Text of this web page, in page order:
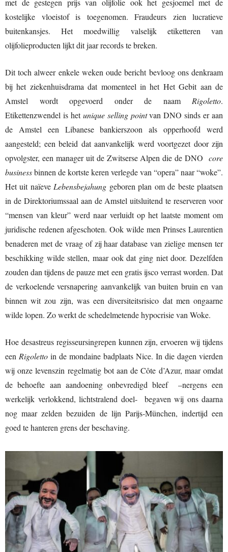
kostelijke vloeistof is toegenomen. Fraudeurs zien lucratieve
buitenkansjes. Het moedwillig valselijk etiketteren van
olijfolieproducten lijkt dit jaar records te breken.
Dit toch alweer enkele weken oude bericht bevloog ons denkraam
bij het ziekenhuisdrama dat momenteel in het Het Gebit aan de
Amstel wordt opgevoerd onder de naam Rigoletto.
Etikettenzwendel is hetunique selling pointvan DNO sinds er aan
de Amstel een Libanese bankierszoon als opperhoofd werd
aangesteld; een beleid dat aanvankelijk werd voortgezet door zijn
opvolgster, een manager uit de Zwitserse Alpen die de DNO core
businessbinnen de kortste keren verlegde van “opera” naar “woke”.
Het uit naïeve Lebensbejahung geboren plan om de beste plaatsen
in de Direktoriumssaal aan de Amstel uitsluitend te reserveren voor
“mensen van kleur” werd naar verluidt op het laatste moment om
juridische redenen afgeschoten. Ook wilde men Prinses Laurentien
benaderen met de vraag of zij haar database van zielige mensen ter
beschikking wilde stellen, maar ook dat ging niet door. Dezelfden
zouden dan tijdens de pauze met een gratis ijsco verrast worden. Dat
de verkoelende versnapering aanvankelijk van buiten bruin en van
binnen wit zou zijn, was een diversiteitsrisico dat men ongaarne
wilde lopen. Zo werkt de schedelmetende hypocrisie van Woke.
Hoe desastreus regisseursingrepen kunnen zijn, ervoeren wij tijdens
een Rigoletto in de mondaine badplaats Nice. In die dagen vierden
wij onze levenszin regelmatig bot aan de Côte d’Azur, maar omdat
de behoefte aan aandoening onbevredigd bleef –nergens een
werkelijk verlokkend, lichtstralend doel- begaven wij ons daarna
nog maar zelden bezuiden de lijn Parijs-München, indertijd een
goed te hanteren grens der beschaving.